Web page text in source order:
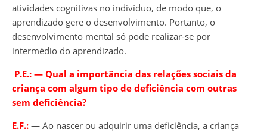
atividades cognitivas no indivíduo, de modo que, o
aprendizado gere o desenvolvimento. Portanto, o
desenvolvimento mental só pode realizar-se por
intermédio do aprendizado.
P.E.: ― Qual a importância das relações sociais da
criança com algum tipo de deficiência com outras
sem deficiência?
E.F.: ― Ao nascer ou adquirir uma deficiência, a criança